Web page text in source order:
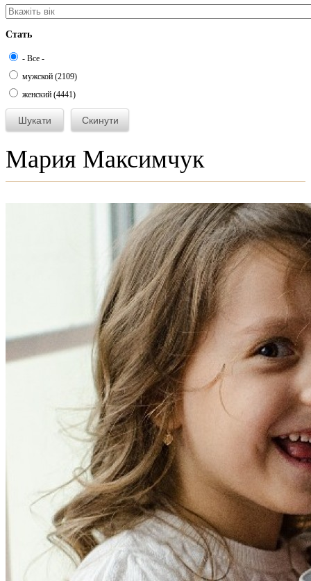
Стать
- Все -
мужской (2109)
женский (4441)
Мария Максимчук